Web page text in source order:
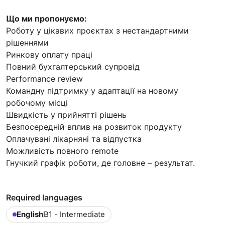
Що ми пропонуємо:
Роботу у цікавих проєктах з нестандартними
рішеннями
Ринкову оплату праці
Повний бухгалтерський супровід
Performance review
Командну підтримку у адаптації на новому
робочому місці
Швидкість у прийнятті рішень
Безпосередній вплив на розвиток продукту
Оплачувані лікарняні та відпустка
Можливість повного remote
Гнучкий графік роботи, де головне – результат.
Required languages
EnglishB1 - Intermediate